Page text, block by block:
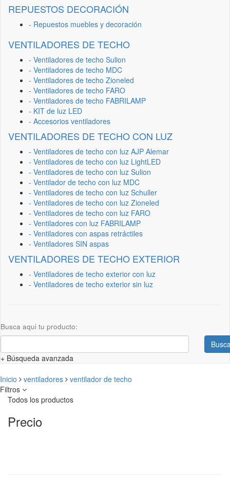
REPUESTOS DECORACIÓN
- Repuestos muebles y decoración
VENTILADORES DE TECHO
- Ventiladores de techo Sulion
- Ventiladores de techo MDC
- Ventiladores de techo Zioneled
- Ventiladores de techo FARO
- Ventiladores de techo FABRILAMP
- KIT de luz LED
- Accesorios ventiladores
VENTILADORES DE TECHO CON LUZ
- Ventiladores de techo con luz AJP Alemar
- Ventiladores de techo con luz LightLED
- Ventiladores de techo con luz Sulion
- Ventilador de techo con luz MDC
- Ventiladores de techo con luz Schuller
- Ventiladores de techo con luz Zioneled
- Ventiladores de techo con luz FARO
- Ventiladores con luz FABRILAMP
- Ventiladores con aspas retráctiles
- Ventiladores SIN aspas
VENTILADORES DE TECHO EXTERIOR
- Ventiladores de techo exterior con luz
- Ventiladores de techo exterior sin luz
Busca aqui tu producto:
+ Búsqueda avanzada
Inicio ventiladores
ventilador de techo
Filtros
Todos los productos
Precio